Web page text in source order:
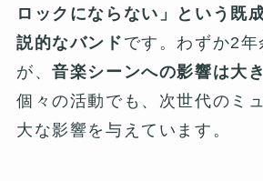
ロックにならない」という既
説的なバンド です。わずか2
が、音楽シーンへの影響は大
個々の活動でも、次世代のミ
大な影響を与えています。